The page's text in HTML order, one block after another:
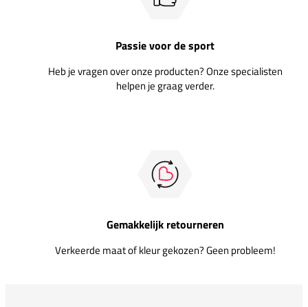
Passie voor de sport
Heb je vragen over onze producten? Onze specialisten
helpen je graag verder.
Gemakkelijk retourneren
Verkeerde maat of kleur gekozen? Geen probleem!